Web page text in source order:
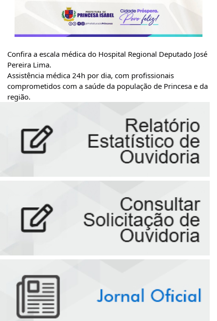
Confira a escala médica do Hospital Regional Deputado José
Pereira Lima.
Assistência médica 24h por dia, com profissionais
comprometidos com a saúde da população de Princesa e da
região.